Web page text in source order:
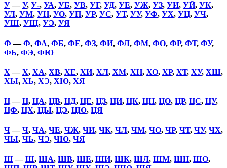
У—У, У-, УА, УБ, УВ, УГ, УД, УЕ, УЖ, УЗ, УИ, УЙ, УК,
УЛ, УМ, УН, УО, УП, УР, УС, УТ, УУ, УФ, УХ, УЦ, УЧ,
УШ, УЩ, УЭ, УЯ
Ф —Ф, ФА, ФБ, ФЕ, ФЗ, ФИ, ФЛ, ФМ, ФО, ФР, ФТ, ФУ,
ФЬ, ФЭ, ФЮ
Х —Х, ХА, ХВ, ХЕ, ХИ, ХЛ, ХМ, ХН, ХО, ХР, ХТ, ХУ, ХШ,
ХЫ, ХЬ, ХЭ, ХЮ, ХЯ
Ц—Ц, ЦА, ЦВ, ЦД, ЦЕ, ЦЗ, ЦИ, ЦК, ЦН, ЦО, ЦР, ЦС, ЦУ,
ЦФ, ЦХ, ЦЫ, ЦЭ, ЦЮ, ЦЯ
Ч—Ч, ЧА, ЧЕ, ЧЖ, ЧИ, ЧК, ЧЛ, ЧМ, ЧО, ЧР, ЧТ, ЧУ, ЧХ,
ЧЫ, ЧЬ, ЧЭ, ЧЮ, ЧЯ
Ш—Ш, ША, ШВ, ШЕ, ШИ, ШК, ШЛ, ШМ, ШН, ШО,